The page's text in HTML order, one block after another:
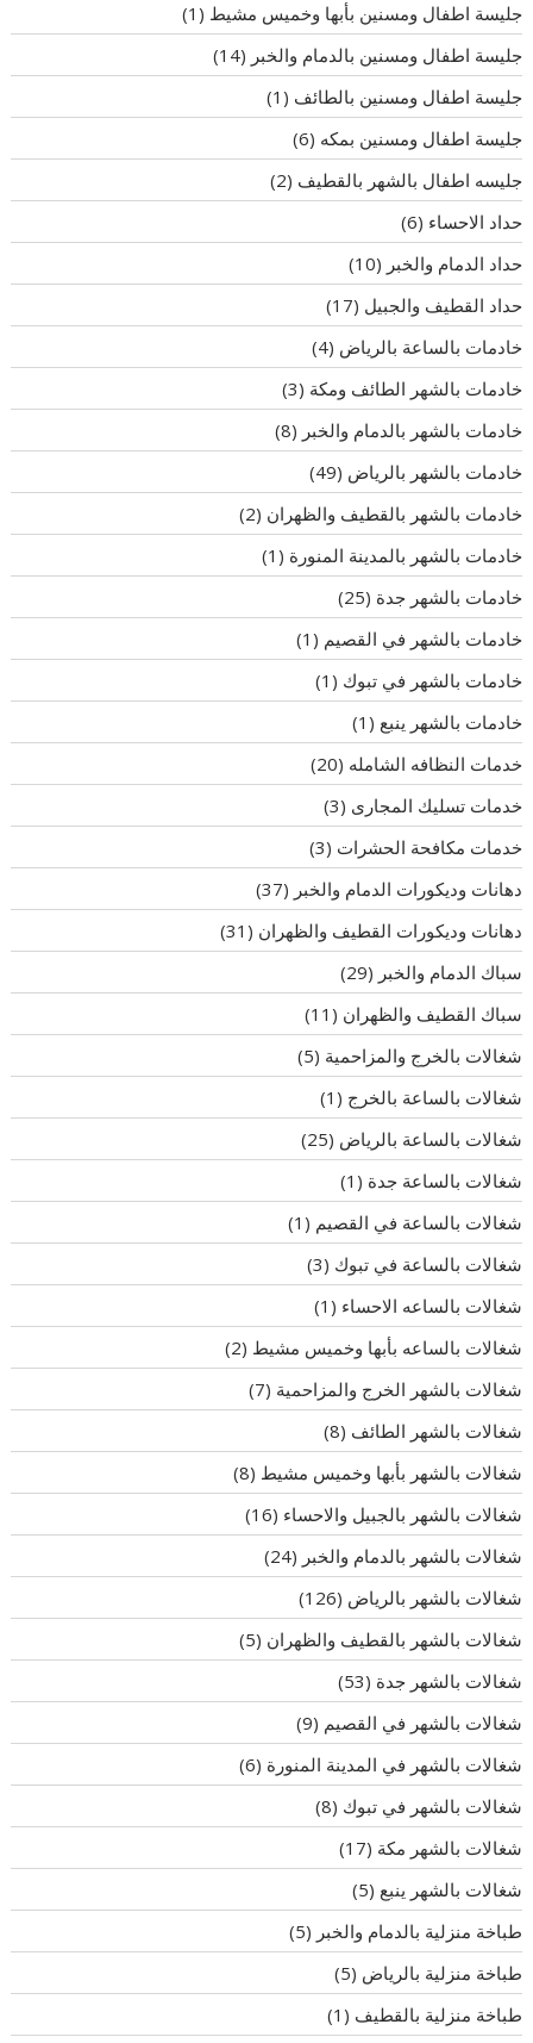
جليسة اطفال ومسنين بأبها وخميس مشيط (1)
جليسة اطفال ومسنين بالدمام والخبر (14)
جليسة اطفال ومسنين بالطائف (1)
جليسة اطفال ومسنين بمكه (6)
جليسه اطفال بالشهر بالقطيف (2)
حداد الاحساء (6)
حداد الدمام والخبر (10)
حداد القطيف والجبيل (17)
خادمات بالساعة بالرياض (4)
خادمات بالشهر الطائف ومكة (3)
خادمات بالشهر بالدمام والخبر (8)
خادمات بالشهر بالرياض (49)
خادمات بالشهر بالقطيف والظهران (2)
خادمات بالشهر بالمدينة المنورة (1)
خادمات بالشهر جدة (25)
خادمات بالشهر في القصيم (1)
خادمات بالشهر في تبوك (1)
خادمات بالشهر ينبع (1)
خدمات النظافه الشامله (20)
خدمات تسليك المجارى (3)
خدمات مكافحة الحشرات (3)
دهانات وديكورات الدمام والخبر (37)
دهانات وديكورات القطيف والظهران (31)
سباك الدمام والخبر (29)
سباك القطيف والظهران (11)
شغالات بالخرج والمزاحمية (5)
شغالات بالساعة بالخرج (1)
شغالات بالساعة بالرياض (25)
شغالات بالساعة جدة (1)
شغالات بالساعة في القصيم (1)
شغالات بالساعة في تبوك (3)
شغالات بالساعه الاحساء (1)
شغالات بالساعه بأبها وخميس مشيط (2)
شغالات بالشهر الخرج والمزاحمية (7)
شغالات بالشهر الطائف (8)
شغالات بالشهر بأبها وخميس مشيط (8)
شغالات بالشهر بالجبيل والاحساء (16)
شغالات بالشهر بالدمام والخبر (24)
شغالات بالشهر بالرياض (126)
شغالات بالشهر بالقطيف والظهران (5)
شغالات بالشهر جدة (53)
شغالات بالشهر في القصيم (9)
شغالات بالشهر في المدينة المنورة (6)
شغالات بالشهر في تبوك (8)
شغالات بالشهر مكة (17)
شغالات بالشهر ينبع (5)
طباخة منزلية بالدمام والخبر (5)
طباخة منزلية بالرياض (5)
طباخة منزلية بالقطيف (1)